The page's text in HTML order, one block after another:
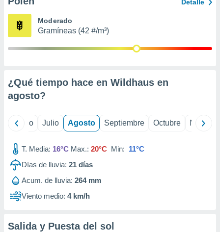
publicidad
1199
Detalle
Moderado
Gramíneas (42 #/m³)
¿Qué tiempo hace en Wildhaus en
agosto?
Junio Julio Agosto Septiembre Octubre
T. Media: 16°C Max.: 20°C Min: 11°C
Días de lluvia: 21 días
Acum. de lluvia: 264 mm
Viento medio: 4 km/h
Salida y Puesta del sol